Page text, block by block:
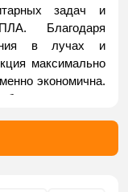
задач и
Благодаря
в лучах и
максимально
экономична.
условия,
выбор